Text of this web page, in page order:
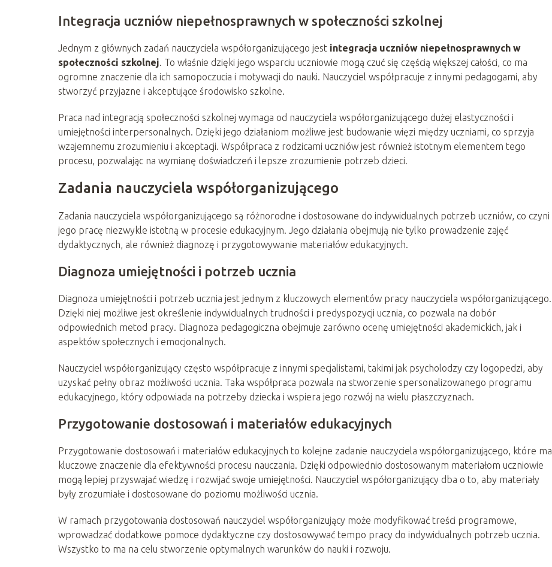
Integracja uczniów niepełnosprawnych w społeczności szkolnej
Jednym z głównych zadań nauczyciela współorganizującego jest integracja uczniów niepełnosprawnych w
społeczności szkolnej. To właśnie dzięki jego wsparciu uczniowie mogą czuć się częścią większej całości, co ma
ogromne znaczenie dla ich samopoczucia i motywacji do nauki. Nauczyciel współpracuje z innymi pedagogami, aby
stworzyć przyjazne i akceptujące środowisko szkolne.
Praca nad integracją społeczności szkolnej wymaga od nauczyciela współorganizującego dużej elastyczności i
umiejętności interpersonalnych. Dzięki jego działaniom możliwe jest budowanie więzi między uczniami, co sprzyja
wzajemnemu zrozumieniu i akceptacji. Współpraca z rodzicami uczniów jest również istotnym elementem tego
procesu, pozwalając na wymianę doświadczeń i lepsze zrozumienie potrzeb dzieci.
Zadania nauczyciela współorganizującego
Zadania nauczyciela współorganizującego są różnorodne i dostosowane do indywidualnych potrzeb uczniów, co czyni
jego pracę niezwykle istotną w procesie edukacyjnym. Jego działania obejmują nie tylko prowadzenie zajęć
dydaktycznych, ale również diagnozę i przygotowywanie materiałów edukacyjnych.
Diagnoza umiejętności i potrzeb ucznia
Diagnoza umiejętności i potrzeb ucznia jest jednym z kluczowych elementów pracy nauczyciela współorganizującego.
Dzięki niej możliwe jest określenie indywidualnych trudności i predyspozycji ucznia, co pozwala na dobór
odpowiednich metod pracy. Diagnoza pedagogiczna obejmuje zarówno ocenę umiejętności akademickich, jak i
aspektów społecznych i emocjonalnych.
Nauczyciel współorganizujący często współpracuje z innymi specjalistami, takimi jak psycholodzy czy logopedzi, aby
uzyskać pełny obraz możliwości ucznia. Taka współpraca pozwala na stworzenie spersonalizowanego programu
edukacyjnego, który odpowiada na potrzeby dziecka i wspiera jego rozwój na wielu płaszczyznach.
Przygotowanie dostosowań i materiałów edukacyjnych
Przygotowanie dostosowań i materiałów edukacyjnych to kolejne zadanie nauczyciela współorganizującego, które ma
kluczowe znaczenie dla efektywności procesu nauczania. Dzięki odpowiednio dostosowanym materiałom uczniowie
mogą lepiej przyswajać wiedzę i rozwijać swoje umiejętności. Nauczyciel współorganizujący dba o to, aby materiały
były zrozumiałe i dostosowane do poziomu możliwości ucznia.
W ramach przygotowania dostosowań nauczyciel współorganizujący może modyfikować treści programowe,
wprowadzać dodatkowe pomoce dydaktyczne czy dostosowywać tempo pracy do indywidualnych potrzeb ucznia.
Wszystko to ma na celu stworzenie optymalnych warunków do nauki i rozwoju.